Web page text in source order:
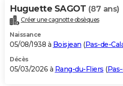
Huguette SAGOT (87 ans)
Créer une cagnotte obsèques
Naissance
05/08/1938 à Boisjean (Pas-de-
Décès
05/03/2026 à Rang-du-Fliers (